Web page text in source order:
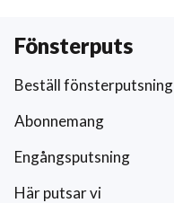
Fönsterputs
Beställ fönsterputsning
Abonnemang
Engångsputsning
Här putsar vi